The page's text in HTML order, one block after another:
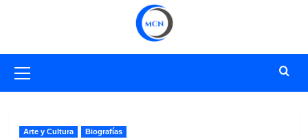
primario
Arte y Cultura Biografías